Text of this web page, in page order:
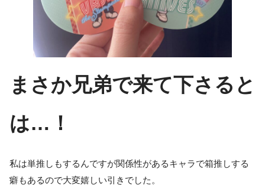
まさか兄弟で来て下さると
は…！
私は単推しもするんですが関係性があるキャラで箱推しする
癖もあるので大変嬉しい引きでした。